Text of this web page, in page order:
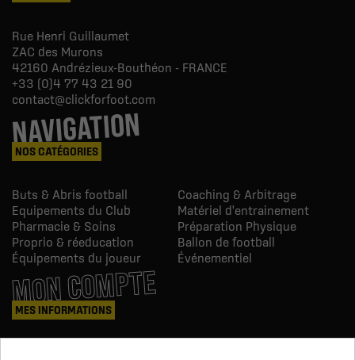
Rue Henri Guillaumet
ZAC des Murons
42160 Andrézieux-Bouthéon - FRANCE
+33 (0)4 77 43 21 90
contact@clickforfoot.com
NAVIGATION
NOS CATÉGORIES
Buts & Abris football
Coaching & Arbitrage
Equipements du Club
Matériel d'entrainement
Pharmacie & Soins
Préparation Physique
Proprio & réeducation
Ballon de football
Équipements du joueur
Événementiel
MON COMPTE
MES INFORMATIONS